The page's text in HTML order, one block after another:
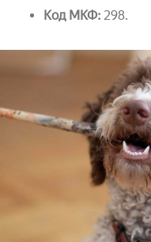
Код МКФ: 298.